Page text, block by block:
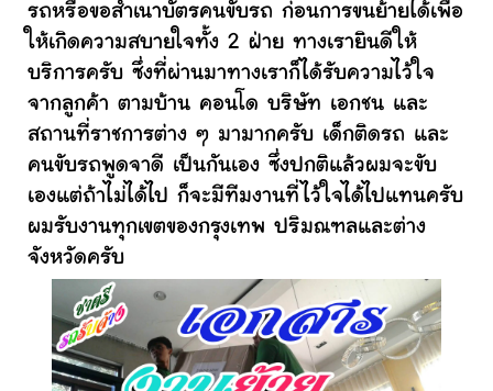
รถหรือขอสำเนาบัตรคนขับรถ ก่อนการขนย้ายได้เพื่อ
ให้เกิดความสบายใจทั้ง 2 ฝ่าย ทางเรายินดีให้
บริการครับ ซึ่งที่ผ่านมาทางเราก็ได้รับความไว้ใจ
จากลูกค้า ตามบ้าน คอนโด บริษัท เอกชน และ
สถานที่ราชการต่าง ๆ มามากครับ เด็กติดรถ และ
คนขับรถพูดจาดี เป็นกันเอง ซึ่งปกติแล้วผมจะขับ
เองแต่ถ้าไม่ได้ไป ก็จะมีทีมงานที่ไว้ใจได้ไปแทนครับ
ผมรับงานทุกเขตของกรุงเทพ ปริมณฑลและต่าง
จังหวัดครับ